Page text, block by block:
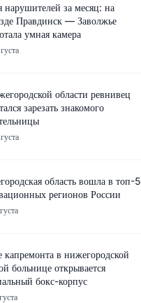
нарушителей за месяц: на
Правдинск — Заволжье
умная камера
области ревнивец
зарезать знакомого
область вошла в топ-5
регионов России
капремонта в нижегородской
больнице открывается
бокс-корпус